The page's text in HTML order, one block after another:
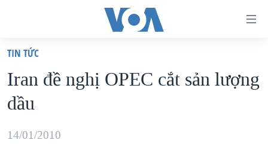
truy
cập
Tới
dung
VIỆT NAM
HOA KỲ
BIỂN ĐÔNG
TIN TỨC
Iran đề nghị OPEC cắt sản lượng
dầu
14/01/2010